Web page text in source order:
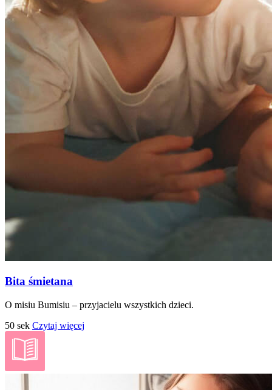
Bita śmietana
O misiu Bumisiu – przyjacielu wszystkich dzieci.
50 sek Czytaj więcej